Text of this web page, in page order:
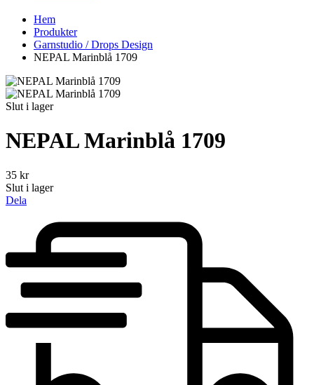
Hem
Produkter
Garnstudio / Drops Design
NEPAL Marinblå 1709
Slut i lager
NEPAL Marinblå 1709
35 kr
Slut i lager
Dela